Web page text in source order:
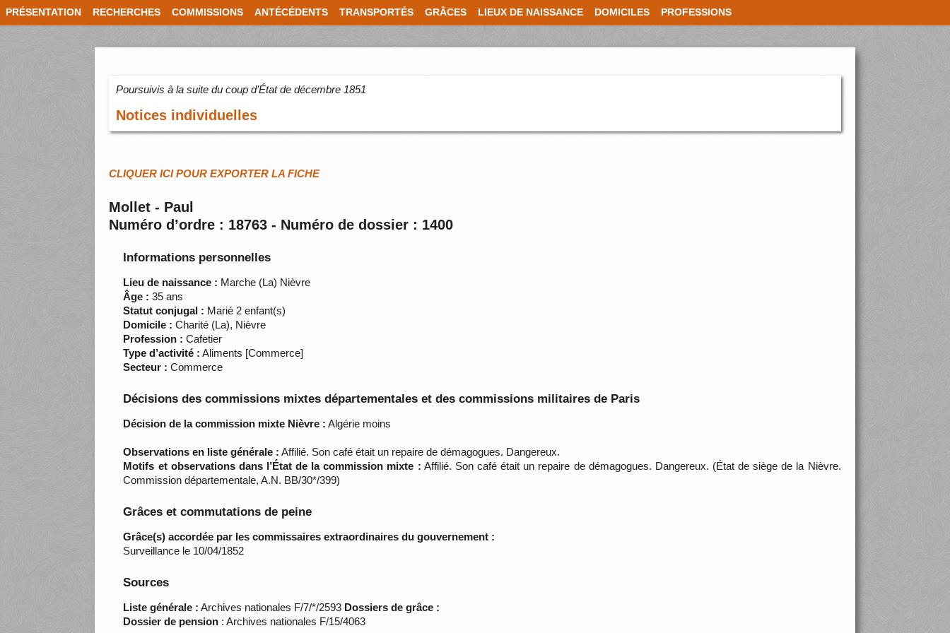
PRÉSENTATION RECHERCHES COMMISSIONS ANTÉCÉDENTS TRANSPORTÉS GRÂCES LIEUX DE NAISSANCE DOMICILES PROFESSIONS
Poursuivis à la suite du coup d’État de décembre 1851
Notices individuelles
CLIQUER ICI POUR EXPORTER LA FICHE
Mollet - Paul
Numéro d’ordre : 18763 - Numéro de dossier : 1400
Informations personnelles
Lieu de naissance : Marche (La) Nièvre
Âge : 35 ans
Statut conjugal : Marié 2 enfant(s)
Domicile : Charité (La), Nièvre
Profession : Cafetier
Type d’activité : Aliments [Commerce]
Secteur : Commerce
Décisions des commissions mixtes départementales et des commissions militaires de Paris
Décision de la commission mixte Nièvre : Algérie moins
Observations en liste générale : Affilié. Son café était un repaire de démagogues. Dangereux.
Motifs et observations dans l’État de la commission mixte : Affilié. Son café était un repaire de démagogues. Dangereux. (État de siège de la Nièvre.
Commission départementale, A.N. BB/30*/399)
Grâces et commutations de peine
Grâce(s) accordée par les commissaires extraordinaires du gouvernement :
Surveillance le 10/04/1852
Sources
Liste générale : Archives nationales F/7/*/2593 Dossiers de grâce :
Dossier de pension : Archives nationales F/15/4063